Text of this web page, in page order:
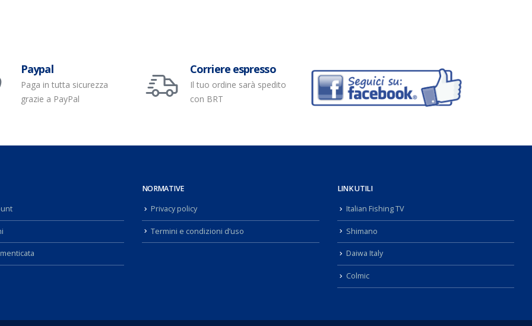
Paypal
Paga in tutta sicurezza
grazie a PayPal
Corriere espresso
Il tuo ordine sarà spedito
con BRT
NORMATIVE
Privacy policy
Termini e condizioni d’uso
LINK UTILI
Italian Fishing TV
Shimano
Daiwa Italy
Colmic